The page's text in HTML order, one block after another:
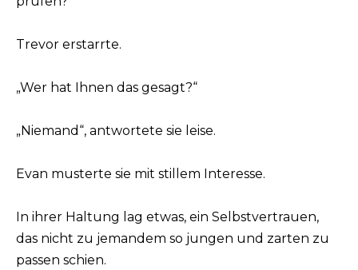
Trevor erstarrte.
„Wer hat Ihnen das gesagt?“
„Niemand“, antwortete sie leise.
Evan musterte sie mit stillem Interesse.
In ihrer Haltung lag etwas, ein Selbstvertrauen,
das nicht zu jemandem so jungen und zarten zu
passen schien.